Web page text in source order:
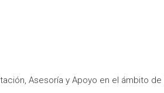
Asesoría y Apoyo en el ámbito